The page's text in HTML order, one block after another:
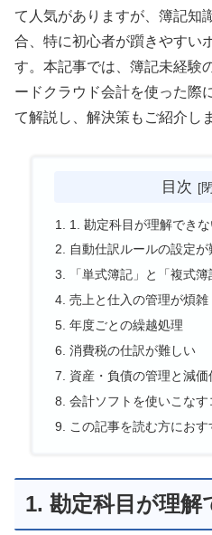
て人気がありますが、簿記知
合、特に初心者が躓きやすい
す。本記事では、簿記未経験
ードクラウド会計を使った際
て解説し、解決策もご紹介し
目次
1. 勘定科目が理解でき
自動仕訳ルールの設定が
「単式簿記」と「複式
売上と仕入の管理が煩雑
年度ごとの繰越処理
消費税の仕訳が難しい
資産・負債の管理と減価
会計ソフトを使いこなす
この記事を読む方にお
1. 勘定科目が理解